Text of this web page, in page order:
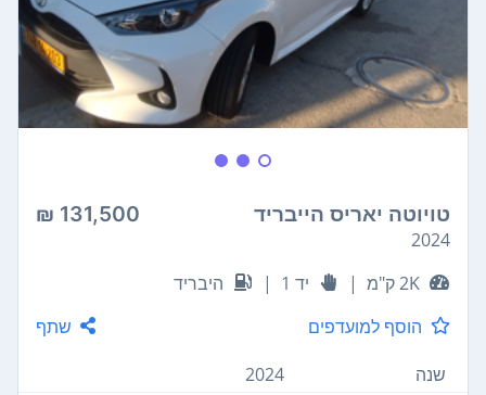
טויוטה יאריס הייבריד 131,500 ₪
2024
2K ק"מ
| יד 1 |
היבריד
הוסף למועדפים
שתף
שנה
2024